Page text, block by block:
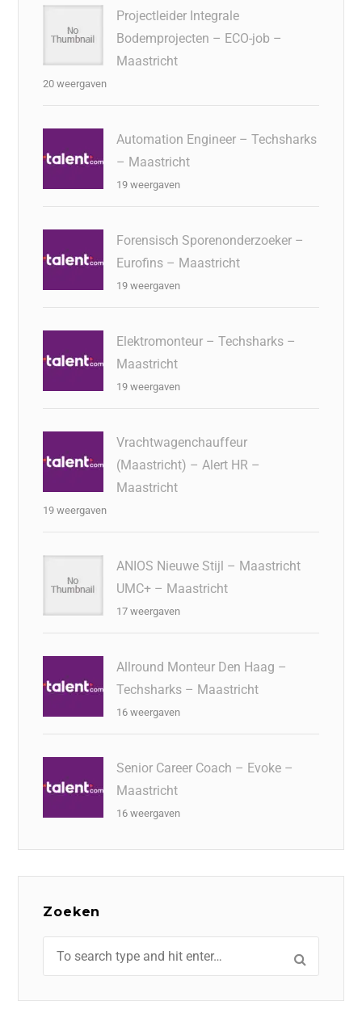
Projectleider Integrale
Bodemprojecten – ECO-job –
Maastricht
20 weergaven
Automation Engineer – Techsharks
– Maastricht
19 weergaven
Forensisch Sporenonderzoeker –
Eurofins – Maastricht
19 weergaven
Elektromonteur – Techsharks –
Maastricht
19 weergaven
Vrachtwagenchauffeur
(Maastricht) – Alert HR –
Maastricht
19 weergaven
ANIOS Nieuwe Stijl – Maastricht
UMC+ – Maastricht
17 weergaven
Allround Monteur Den Haag –
Techsharks – Maastricht
16 weergaven
Senior Career Coach – Evoke –
Maastricht
16 weergaven
Zoeken